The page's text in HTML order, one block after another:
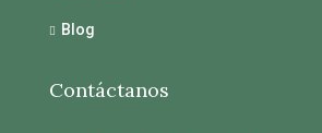
Blog
Contáctanos